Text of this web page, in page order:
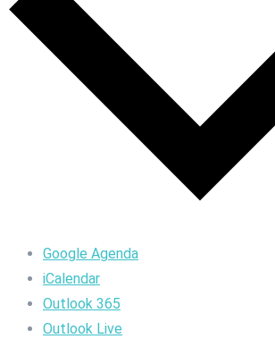
Google Agenda
iCalendar
Outlook 365
Outlook Live